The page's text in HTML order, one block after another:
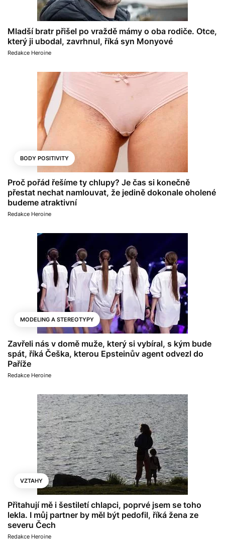
Mladší bratr přišel po vraždě mámy o oba rodiče. Otce,
který ji ubodal, zavrhnul, říká syn Monyové
Redakce Heroine
BODY POSITIVITY
Proč pořád řešíme ty chlupy? Je čas si konečně
přestat nechat namlouvat, že jedině dokonale oholené
budeme atraktivní
Redakce Heroine
MODELING A STEREOTYPY
Zavřeli nás v domě muže, který si vybíral, s kým bude
spát, říká Češka, kterou Epsteinův agent odvezl do
Paříže
Redakce Heroine
VZTAHY
Přitahují mě i šestiletí chlapci, poprvé jsem se toho
lekla. I můj partner by měl být pedofil, říká žena ze
severu Čech
Redakce Heroine